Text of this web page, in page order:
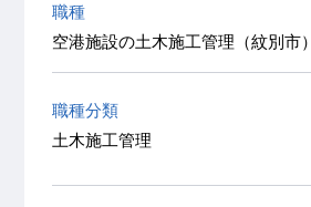
職種
空港施設の土木施工管理（紋別市）
職種分類
土木施工管理